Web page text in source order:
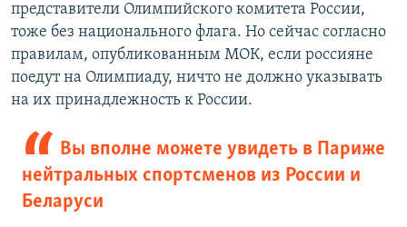
представители Олимпийского комитета России,
тоже без национального флага. Но сейчас согласно
правилам, опубликованным МОК, если россияне
поедут на Олимпиаду, ничто не должно указывать
на их принадлежность к России.
Вы вполне можете увидеть в Париже
нейтральных спортсменов из России и
Беларуси